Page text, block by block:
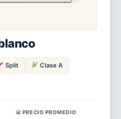
Split Clase A
PRECIO PROMEDIO